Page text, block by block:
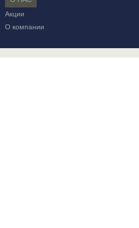
Акции
О компании